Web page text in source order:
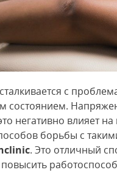
с
состоянием.
негативно влияет
борьбы с
. Это отличный